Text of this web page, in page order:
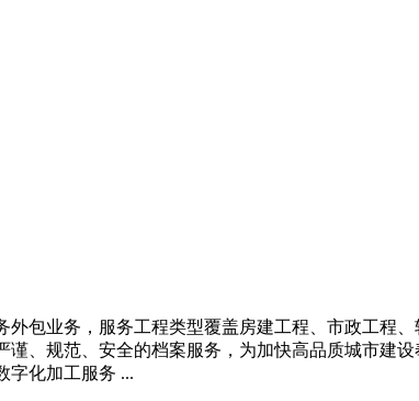
包业务，服务工程类型覆盖房建工程、市政工程
、规范、安全的档案服务，为加快高品质城市建
字化加工服务 ...